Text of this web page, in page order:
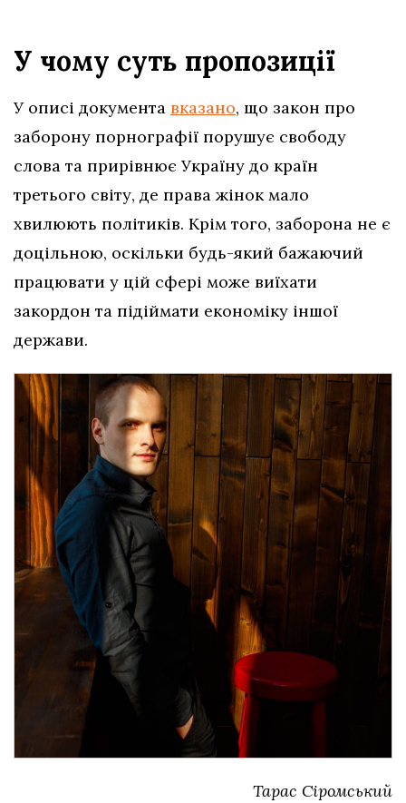
У чому суть пропозиції
У описі документа вказано, що закон про
заборону порнографії порушує свободу
слова та прирівнює Україну до країн
третього світу, де права жінок мало
хвилюють політиків. Крім того, заборона не є
доцільною, оскільки будь-який бажаючий
працювати у цій сфері може виїхати
закордон та підіймати економіку іншої
держави.
Тарас Сіромський